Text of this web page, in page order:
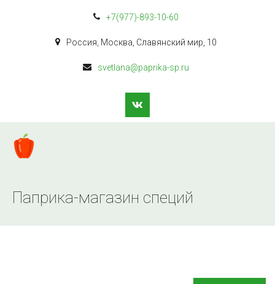
+7(977)-893-10-60
Россия Москва Славянский мир 10
svetlana@paprika-sp.ru
Паприка-магазин специй